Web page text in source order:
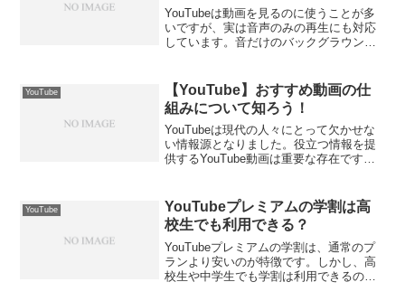
YouTubeは動画を見るのに使うことが多
いですが、実は音声のみの再生にも対応
しています。音だけのバックグラウンド
加入してなくても音声のみのバックグラ
ウン...
YouTube
【YouTube】おすすめ動画の仕
組みについて知ろう！
YouTubeは現代の人々にとって欠かせな
い情報源となりました。役立つ情報を提
供するYouTube動画は重要な存在です。
れるのか？」と疑問に思ったことはあり
ません...
YouTube
YouTubeプレミアムの学割は高
校生でも利用できる？
YouTubeプレミアムの学割は、通常のプ
ランより安いのが特徴です。しかし、高
校生や中学生でも学割は利用できるので